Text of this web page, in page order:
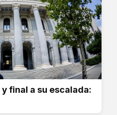
y final a su escalada: